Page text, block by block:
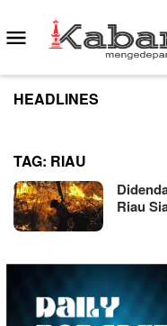
to
content
Mobile
Menu
HEADLINES
TAG: RIAU
Riau